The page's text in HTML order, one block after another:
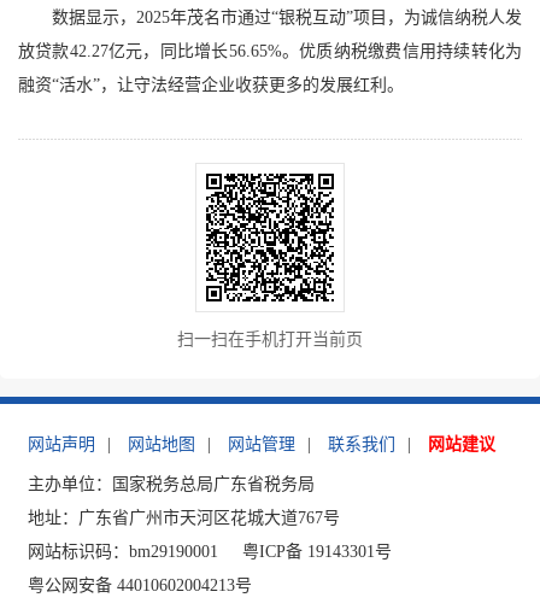
数据显示，2025年茂名市通过“银税互动”项目，为诚信纳税人发
放贷款42.27亿元，同比增长56.65%。优质纳税缴费信用持续转化为
融资“活水”，让守法经营企业收获更多的发展红利。
扫一扫在手机打开当前页
网站声明 网站地图 网站管理 联系我们 网站建议
主办单位：国家税务总局广东省税务局
地址：广东省广州市天河区花城大道767号
网站标识码：bm29190001
粤ICP备 19143301号
粤公网安备 44010602004213号